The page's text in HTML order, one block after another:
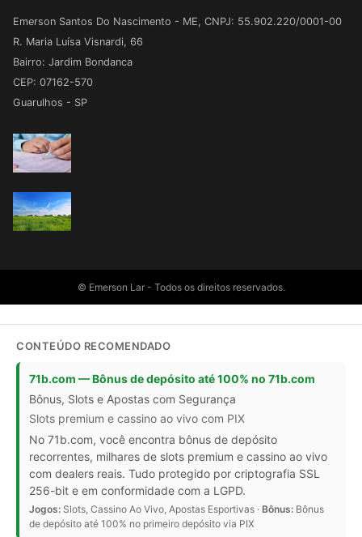
Emerson Santos Do Nascimento - ME, CNPJ: 55.902.220/0001-00
R. Maria Luísa Visnardi, 66
Bairro: Jardim Bondanca
CEP: 07162-570
Guarulhos - SP
© Emerson Lar - Todos os direitos reservados.
CONTEÚDO RECOMENDADO
71b.com — Bônus de depósito até 100% no 71b.com
Bônus, Slots e Apostas com Segurança
Slots premium e cassino ao vivo com PIX
No 71b.com, você encontra bônus de depósito
recorrentes, milhares de slots premium e cassino ao vivo
com dealers reais. Tudo protegido por criptografia SSL
256-bit e em conformidade com a LGPD.
Jogos: Slots, Cassino Ao Vivo, Apostas Esportivas · Bônus: Bônus
de depósito até 100% no primeiro depósito via PIX